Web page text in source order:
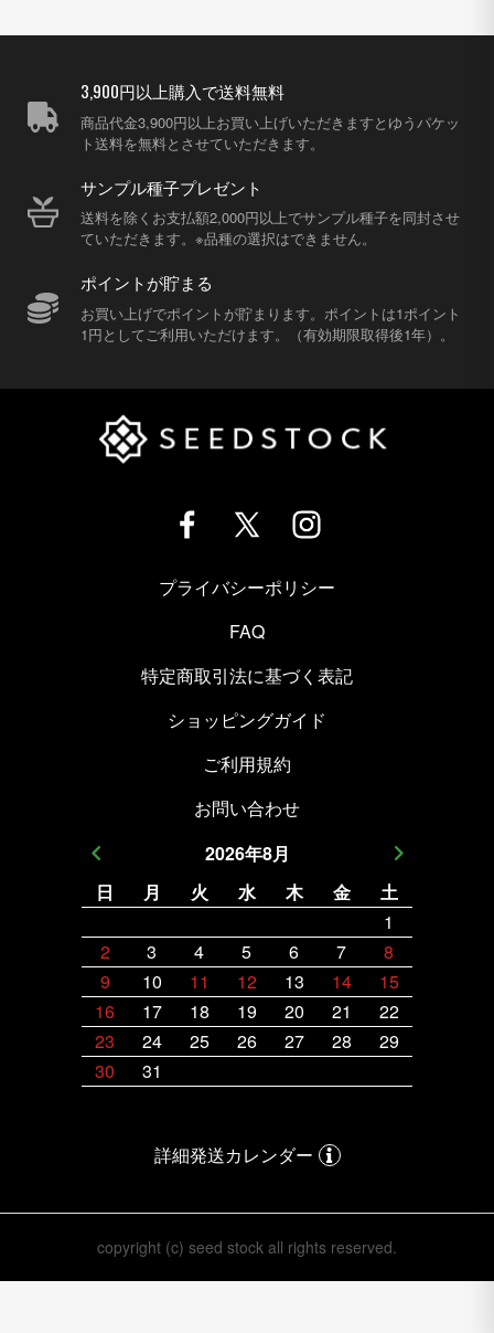
3,900円以上購入で送料無料
商品代金3,900円以上お買い上げいただきますとゆうパケッ
ト送料を無料とさせていただきます。
サンプル種子プレゼント
送料を除くお支払額2,000円以上でサンプル種子を同封させ
ていただきます。※品種の選択はできません。
ポイントが貯まる
お買い上げでポイントが貯まります。ポイントは1ポイント
1円としてご利用いただけます。（有効期限取得後1年）。
プライバシーポリシー
FAQ
特定商取引法に基づく表記
ショッピングガイド
ご利用規約
お問い合わせ
2026年8月
日
月 火 水 木 金
土
1
2
3 4 5 6 7
8
9
10 11 12 13 14
15
16
17 18 19 20 21
22
23
24 25 26 27 28
29
30
31
詳細発送カレンダー
copyright (c) seed stock all rights reserved.